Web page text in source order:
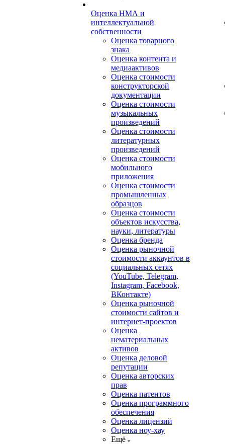
Оценка НМА и
интеллектуальной
собственности
Оценка товарного
знака
Оценка контента и
медиаактивов
Оценка стоимости
конструкторской
документации
Оценка стоимости
музыкальных
произведений
Оценка стоимости
литературных
произведений
Оценка стоимости
мобильного
приложения
Оценка стоимости
промышленных
образцов
Оценка стоимости
объектов искусства,
науки, литературы
Оценка бренда
Оценка рыночной
стоимости аккаунтов в
социальных сетях
(YouTube, Telegram,
Instagram, Facebook,
ВКонтакте)
Оценка рыночной
стоимости сайтов и
интернет-проектов
Оценка
нематериальных
активов
Оценка деловой
репутации
Оценка авторских
прав
Оценка патентов
Оценка программного
обеспечения
Оценка лицензий
Оценка ноу-хау
Ещё